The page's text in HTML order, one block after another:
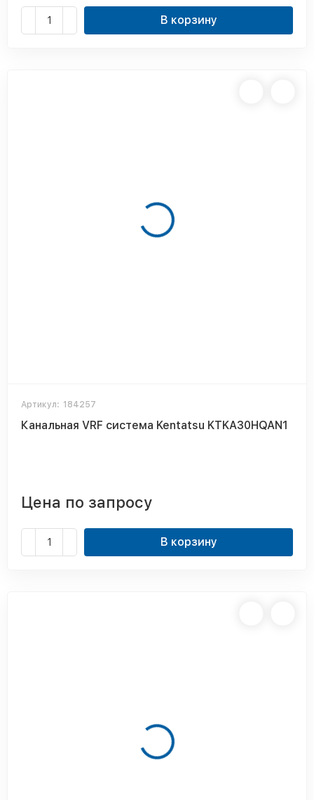
В корзину
Артикул: 184257
Канальная VRF система Kentatsu KTKA30HQAN1
Цена по запросу
В корзину